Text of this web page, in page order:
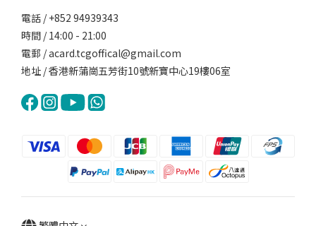
電話 / +852 94939343
時間 / 14:00 - 21:00
電郵 / acard.tcgoffical@gmail.com
地址 / 香港新蒲崗五芳街10號新寶中心19樓06室